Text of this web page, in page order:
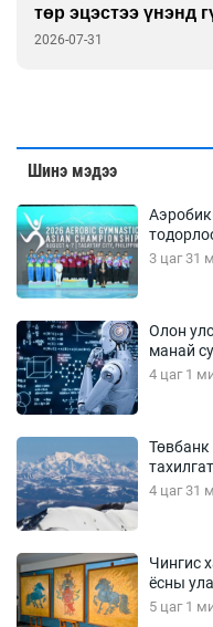
төр эцэстээ үнэнд
2026-07-31
Шинэ мэдээ
3 цаг 31
Олон
манай
4 цаг 1
Төвбанк
4 цаг 31
Чингис
ёсны
5 цаг 1